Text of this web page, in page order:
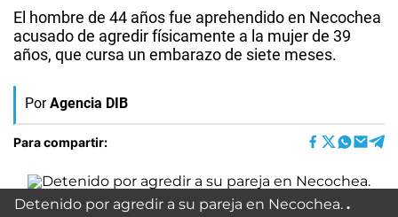
El hombre de 44 años fue aprehendido en Necochea
acusado de agredir físicamente a la mujer de 39
años, que cursa un embarazo de siete meses.
Por Agencia DIB
Para compartir:
Detenido por agredir a su pareja en Necochea.